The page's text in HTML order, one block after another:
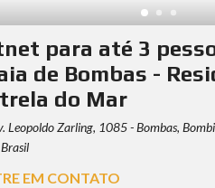
para até 3
de Bombas -
do Mar
Leopoldo Zarling, 1085 - Bombas,
EM CONTATO